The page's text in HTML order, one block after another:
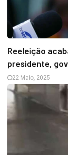
Reeleição
presidente,
22 Maio, 2025